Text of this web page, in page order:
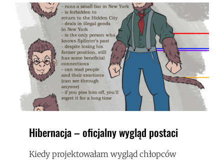
Hibernacja – oficjalny wygląd postaci
Kiedy projektowałam wygląd chłopców